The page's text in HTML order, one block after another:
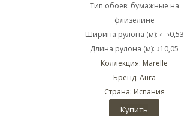
Тип обоев: бумажные на
флизелине
Ширина рулона (м): ⟷0,53
Длина рулона (м): ↕10,05
Коллекция: Marelle
Бренд: Aura
Страна: Испания
Купить